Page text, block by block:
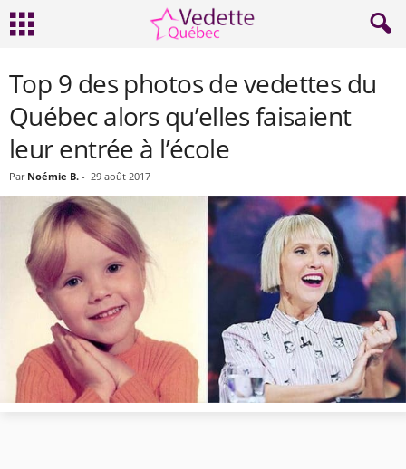
Top 9 des photos de vedettes du
Québec alors qu’elles faisaient
leur entrée à l’école
Par Noémie B. - 29 août 2017